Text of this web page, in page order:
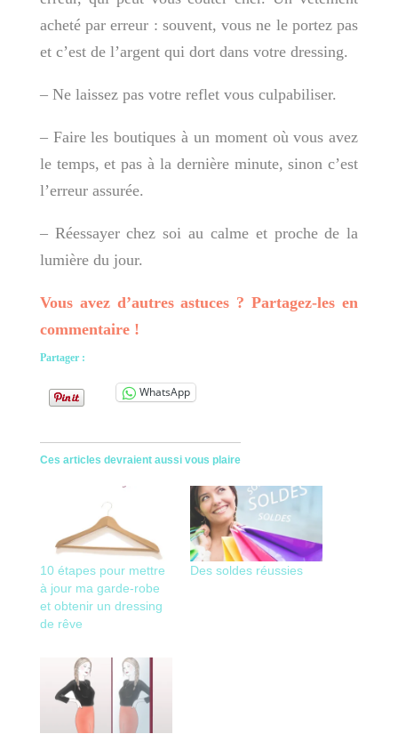
acheté par erreur : souvent, vous ne le portez pas
et c’est de l’argent qui dort dans votre dressing.
– Ne laissez pas votre reflet vous culpabiliser.
– Faire les boutiques à un moment où vous avez
le temps, et pas à la dernière minute, sinon c’est
l’erreur assurée.
– Réessayer chez soi au calme et proche de la
lumière du jour.
Vous avez d’autres astuces ? Partagez-les en
commentaire !
Partager :
WhatsApp
Ces articles devraient aussi vous plaire
10 étapes pour mettre
à jour ma garde-robe
et obtenir un dressing
de rêve
Des soldes réussies